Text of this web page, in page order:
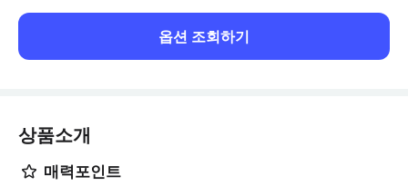
옵션 조회하기
상품소개
매력포인트